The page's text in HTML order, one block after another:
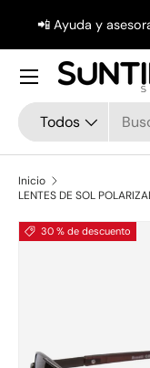
Ir al contenido
📲 Ayuda y
Buscar
Tipo de producto
Todos
Menú
Inicio
LENTES DE SOL
La imagen 1 ya
30 % de descuento